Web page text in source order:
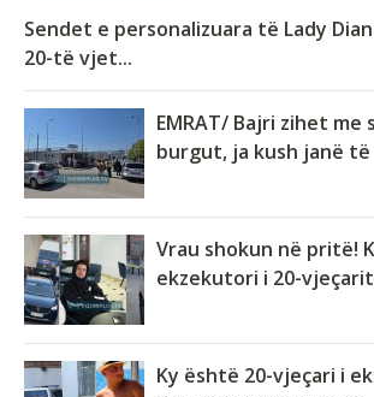
Sendet e personalizuara të Lady
20-të vjet...
EMRAT/ Bajri zihet me
burgut, ja kush janë të
Vrau shokun në pritë!
ekzekutori i 20-vjeçarit
Ky është 20-vjeçari i